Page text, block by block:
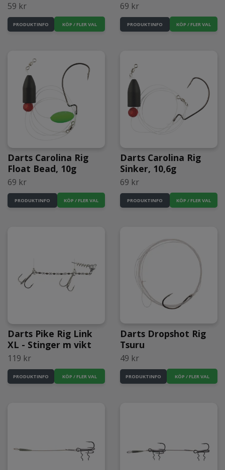
59 kr
PRODUKTINFO KÖP / FLER VAL
69 kr
PRODUKTINFO
Darts Carolina Rig
Float Bead, 10g
69 kr
PRODUKTINFO
Darts Carolina Rig
Sinker, 10,6g
69 kr
PRODUKTINFO
Darts Pike Rig Link
XL - Stinger m vikt
119 kr
PRODUKTINFO KÖP / FLER VAL
Darts Dropshot Rig
Tsuru
49 kr
PRODUKTINFO KÖP / FLER VAL